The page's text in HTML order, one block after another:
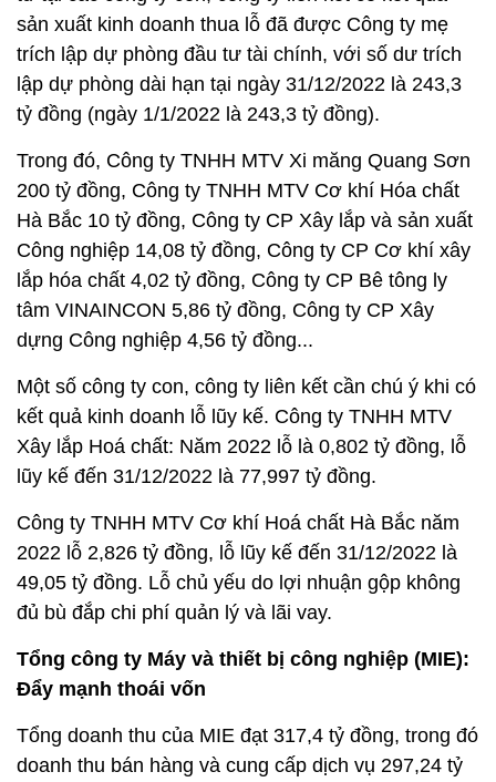
sản xuất kinh doanh thua lỗ đã được Công ty mẹ
trích lập dự phòng đầu tư tài chính, với số dư trích
lập dự phòng dài hạn tại ngày 31/12/2022 là 243,3
tỷ đồng (ngày 1/1/2022 là 243,3 tỷ đồng).
Trong đó, Công ty TNHH MTV Xi măng Quang Sơn
200 tỷ đồng, Công ty TNHH MTV Cơ khí Hóa chất
Hà Bắc 10 tỷ đồng, Công ty CP Xây lắp và sản xuất
Công nghiệp 14,08 tỷ đồng, Công ty CP Cơ khí xây
lắp hóa chất 4,02 tỷ đồng, Công ty CP Bê tông ly
tâm VINAINCON 5,86 tỷ đồng, Công ty CP Xây
dựng Công nghiệp 4,56 tỷ đồng...
Một số công ty con, công ty liên kết cần chú ý khi có
kết quả kinh doanh lỗ lũy kế. Công ty TNHH MTV
Xây lắp Hoá chất: Năm 2022 lỗ là 0,802 tỷ đồng, lỗ
lũy kế đến 31/12/2022 là 77,997 tỷ đồng.
Công ty TNHH MTV Cơ khí Hoá chất Hà Bắc năm
2022 lỗ 2,826 tỷ đồng, lỗ lũy kế đến 31/12/2022 là
49,05 tỷ đồng. Lỗ chủ yếu do lợi nhuận gộp không
đủ bù đắp chi phí quản lý và lãi vay.
Tổng công ty Máy và thiết bị công nghiệp (MIE):
Đẩy mạnh thoái vốn
Tổng doanh thu của MIE đạt 317,4 tỷ đồng, trong đó
doanh thu bán hàng và cung cấp dịch vụ 297,24 tỷ